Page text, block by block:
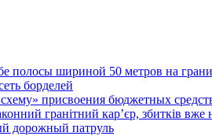
полосы шириной 50 метров на
борделей
присвоения бюджетных
гранітний кар’єр, збитків вже
дорожный патруль